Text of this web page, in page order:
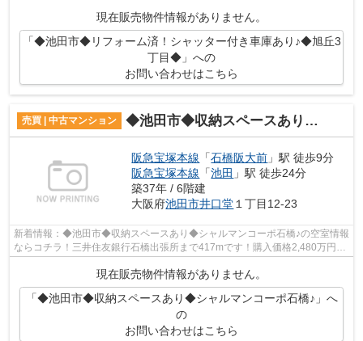
現在販売物件情報がありません。
「◆池田市◆リフォーム済！シャッター付き車庫あり♪◆旭丘3
丁目◆」への
お問い合わせはこちら
売買 | 中古マンション ◆池田市◆収納スペースあり◆シャルマンコーポ石橋♪
阪急宝塚本線 「石橋阪大前 」駅 徒歩9分
阪急宝塚本線 「池田 」駅 徒歩24分
築37年 / 6階建
大阪府池田市井口堂 １丁目12-23
新着情報：◆池田市◆収納スペースあり◆シャルマンコーポ石橋♪の空室情報
ならコチラ！三井住友銀行石橋出張所まで417mです！購入価格2,480万円
と、ニーズの高い価格帯の物件です！バルコ...
現在販売物件情報がありません。
「◆池田市◆収納スペースあり◆シャルマンコーポ石橋♪」へ
の
お問い合わせはこちら